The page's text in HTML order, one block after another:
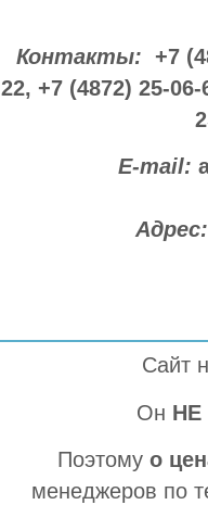
Контакты: +7
22, +7 (4872) 25-
E-mail:
Сайт
Он НЕ
Поэтому о
менеджеров по